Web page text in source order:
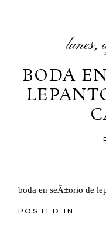
lunes,
BODA
boda en seÃ±orio de
POSTED IN